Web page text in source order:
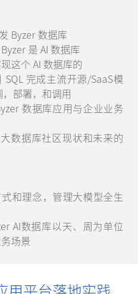
Byzer 数据库
是 AI 数据库
这个 AI 数据库的
完成主流开源/SaaS模
部署，和调用
数据库应用与企业业务
数据库社区现状和未来的
和理念，管理大模型全生
AI数据库以天、周为单位
务场景